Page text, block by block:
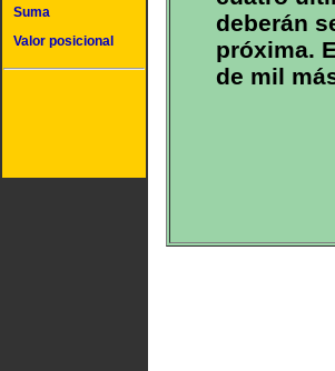
Suma
Valor posicional
deberán
próxima.
de mil